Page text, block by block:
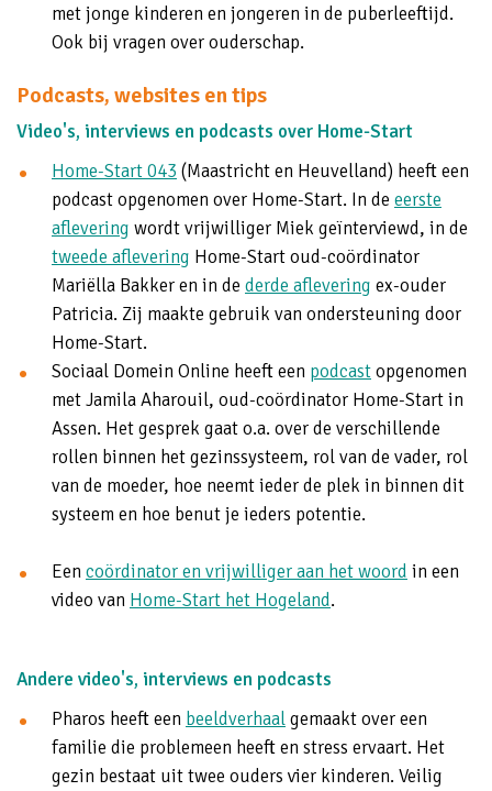
met jonge kinderen en jongeren in de puberleeftijd.
Ook bij vragen over ouderschap.
Podcasts, websites en tips
Video's, interviews en podcasts over Home-Start
Home-Start 043 (Maastricht en Heuvelland) heeft een
podcast opgenomen over Home-Start. In de eerste
aflevering wordt vrijwilliger Miek geïnterviewd, in de
tweede aflevering Home-Start oud-coördinator
Mariëlla Bakker en in de derde aflevering ex-ouder
Patricia. Zij maakte gebruik van ondersteuning door
Home-Start.
Sociaal Domein Online heeft een podcastopgenomen
met Jamila Aharouil, oud-coördinator Home-Start in
Assen. Het gesprek gaat o.a. over de verschillende
rollen binnen het gezinssysteem, rol van de vader, rol
van de moeder, hoe neemt ieder de plek in binnen dit
systeem en hoe benut je ieders potentie.
Eencoördinator en vrijwilliger aan het woord in een
video van Home-Start het Hogeland.
Andere video's, interviews en podcasts
Pharos heeft een beeldverhaalgemaakt over een
familie die problemeen heeft en stress ervaart. Het
gezin bestaat uit twee ouders vier kinderen. Veilig